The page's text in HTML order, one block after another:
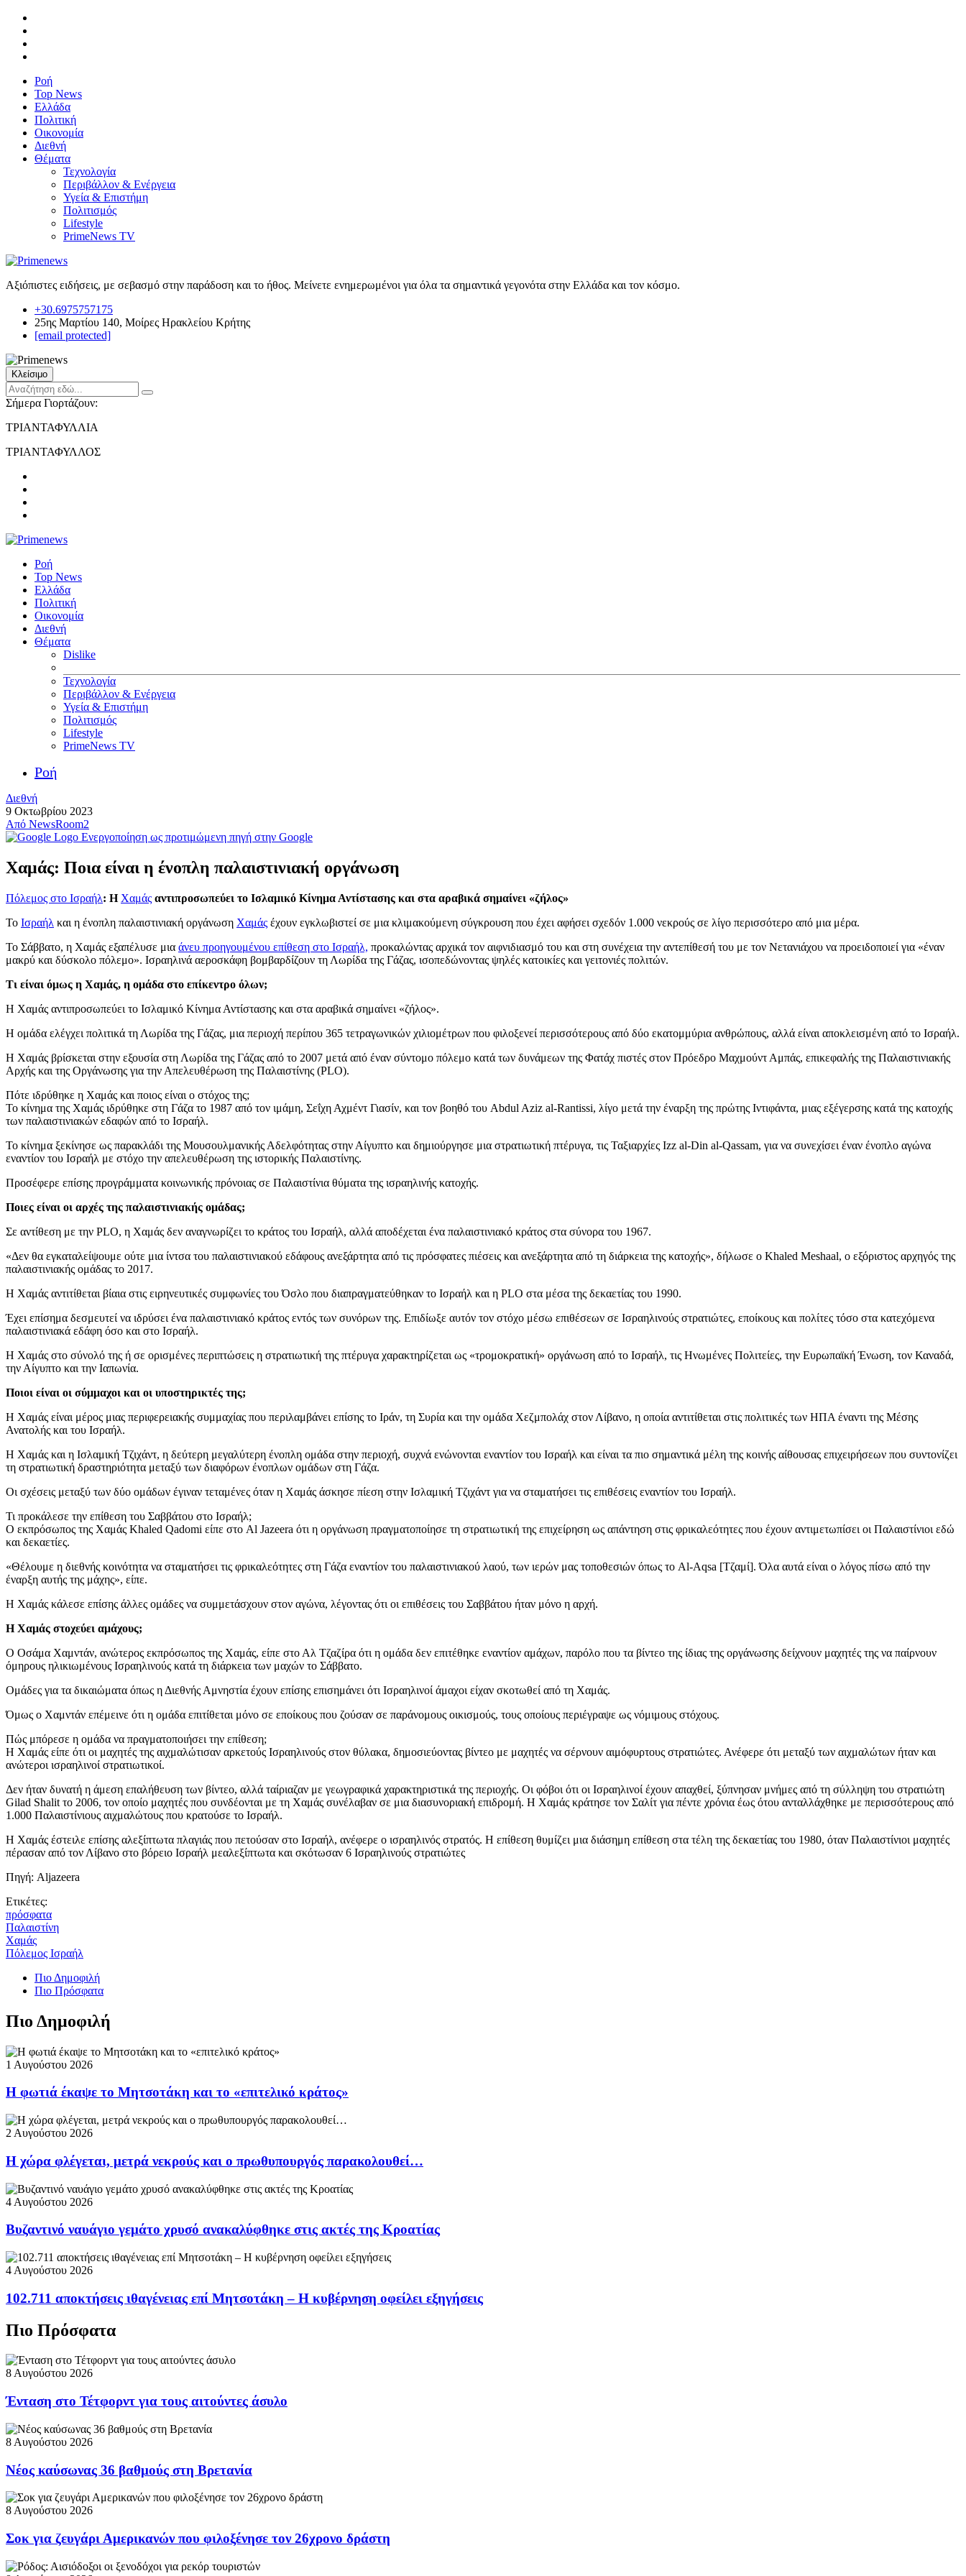
Ροή
Top News
Ελλάδα
Πολιτική
Οικονομία
Διεθνή
Θέματα
Τεχνολογία
Περιβάλλον & Ενέργεια
Υγεία & Επιστήμη
Πολιτισμός
Lifestyle
PrimeNews TV
Αξιόπιστες ειδήσεις, με σεβασμό στην παράδοση και το ήθος. Μείνετε ενημερωμένοι για όλα τα σημαντικά γεγονότα στην Ελλάδα και τον κόσμο.
+30.6975757175
25ης Μαρτίου 140, Μοίρες Ηρακλείου Κρήτης
[email protected]
Κλείσιμο
Σήμερα Γιορτάζουν:
ΤΡΙΑΝΤΑΦΥΛΛΙΑ
ΤΡΙΑΝΤΑΦΥΛΛΟΣ
Ροή
Top News
Ελλάδα
Πολιτική
Οικονομία
Διεθνή
Θέματα
Dislike
Τεχνολογία
Περιβάλλον & Ενέργεια
Υγεία & Επιστήμη
Πολιτισμός
Lifestyle
PrimeNews TV
Ροή
Διεθνή
9 Οκτωβρίου 2023
Από NewsRoom2
Ενεργοποίηση ως προτιμώμενη πηγή στην Google
Χαμάς: Ποια είναι η ένοπλη παλαιστινιακή οργάνωση
Πόλεμος στο Ισραήλ: Η Χαμάς αντιπροσωπεύει το Ισλαμικό Κίνημα Αντίστασης και στα αραβικά σημαίνει «ζήλος»
Το Ισραήλ και η ένοπλη παλαιστινιακή οργάνωση Χαμάς έχουν εγκλωβιστεί σε μια κλιμακούμενη σύγκρουση που έχει αφήσει σχεδόν 1.000 νεκρούς σε λίγο περισσότερο από μια μέρα.
Το Σάββατο, η Χαμάς εξαπέλυσε μια άνευ προηγουμένου επίθεση στο Ισραήλ, προκαλώντας αρχικά τον αιφνιδιασμό του και στη συνέχεια την αντεπίθεσή του με τον Νετανιάχου να προειδοποιεί για «έναν
μακρύ και δύσκολο πόλεμο». Ισραηλινά αεροσκάφη βομβαρδίζουν τη Λωρίδα της Γάζας, ισοπεδώνοντας ψηλές κατοικίες και γειτονιές πολιτών.
Τι είναι όμως η Χαμάς, η ομάδα στο επίκεντρο όλων;
Η Χαμάς αντιπροσωπεύει το Ισλαμικό Κίνημα Αντίστασης και στα αραβικά σημαίνει «ζήλος».
Η ομάδα ελέγχει πολιτικά τη Λωρίδα της Γάζας, μια περιοχή περίπου 365 τετραγωνικών χιλιομέτρων που φιλοξενεί περισσότερους από δύο εκατομμύρια ανθρώπους, αλλά είναι αποκλεισμένη από το Ισραήλ.
Η Χαμάς βρίσκεται στην εξουσία στη Λωρίδα της Γάζας από το 2007 μετά από έναν σύντομο πόλεμο κατά των δυνάμεων της Φατάχ πιστές στον Πρόεδρο Μαχμούντ Αμπάς, επικεφαλής της Παλαιστινιακής
Αρχής και της Οργάνωσης για την Απελευθέρωση της Παλαιστίνης (PLO).
Πότε ιδρύθηκε η Χαμάς και ποιος είναι ο στόχος της;
Το κίνημα της Χαμάς ιδρύθηκε στη Γάζα το 1987 από τον ιμάμη, Σεΐχη Αχμέντ Γιασίν, και τον βοηθό του Abdul Aziz al-Rantissi, λίγο μετά την έναρξη της πρώτης Ιντιφάντα, μιας εξέγερσης κατά της κατοχής
των παλαιστινιακών εδαφών από το Ισραήλ.
Το κίνημα ξεκίνησε ως παρακλάδι της Μουσουλμανικής Αδελφότητας στην Αίγυπτο και δημιούργησε μια στρατιωτική πτέρυγα, τις Ταξιαρχίες Izz al-Din al-Qassam, για να συνεχίσει έναν ένοπλο αγώνα
εναντίον του Ισραήλ με στόχο την απελευθέρωση της ιστορικής Παλαιστίνης.
Προσέφερε επίσης προγράμματα κοινωνικής πρόνοιας σε Παλαιστίνια θύματα της ισραηλινής κατοχής.
Ποιες είναι οι αρχές της παλαιστινιακής ομάδας;
Σε αντίθεση με την PLO, η Χαμάς δεν αναγνωρίζει το κράτος του Ισραήλ, αλλά αποδέχεται ένα παλαιστινιακό κράτος στα σύνορα του 1967.
«Δεν θα εγκαταλείψουμε ούτε μια ίντσα του παλαιστινιακού εδάφους ανεξάρτητα από τις πρόσφατες πιέσεις και ανεξάρτητα από τη διάρκεια της κατοχής», δήλωσε ο Khaled Meshaal, ο εξόριστος αρχηγός της
παλαιστινιακής ομάδας το 2017.
Η Χαμάς αντιτίθεται βίαια στις ειρηνευτικές συμφωνίες του Όσλο που διαπραγματεύθηκαν το Ισραήλ και η PLO στα μέσα της δεκαετίας του 1990.
Έχει επίσημα δεσμευτεί να ιδρύσει ένα παλαιστινιακό κράτος εντός των συνόρων της. Επιδίωξε αυτόν τον στόχο μέσω επιθέσεων σε Ισραηλινούς στρατιώτες, εποίκους και πολίτες τόσο στα κατεχόμενα
παλαιστινιακά εδάφη όσο και στο Ισραήλ.
Η Χαμάς στο σύνολό της ή σε ορισμένες περιπτώσεις η στρατιωτική της πτέρυγα χαρακτηρίζεται ως «τρομοκρατική» οργάνωση από το Ισραήλ, τις Ηνωμένες Πολιτείες, την Ευρωπαϊκή Ένωση, τον Καναδά,
την Αίγυπτο και την Ιαπωνία.
Ποιοι είναι οι σύμμαχοι και οι υποστηρικτές της;
Η Χαμάς είναι μέρος μιας περιφερειακής συμμαχίας που περιλαμβάνει επίσης το Ιράν, τη Συρία και την ομάδα Χεζμπολάχ στον Λίβανο, η οποία αντιτίθεται στις πολιτικές των ΗΠΑ έναντι της Μέσης
Ανατολής και του Ισραήλ.
Η Χαμάς και η Ισλαμική Τζιχάντ, η δεύτερη μεγαλύτερη ένοπλη ομάδα στην περιοχή, συχνά ενώνονται εναντίον του Ισραήλ και είναι τα πιο σημαντικά μέλη της κοινής αίθουσας επιχειρήσεων που συντονίζει
τη στρατιωτική δραστηριότητα μεταξύ των διαφόρων ένοπλων ομάδων στη Γάζα.
Οι σχέσεις μεταξύ των δύο ομάδων έγιναν τεταμένες όταν η Χαμάς άσκησε πίεση στην Ισλαμική Τζιχάντ για να σταματήσει τις επιθέσεις εναντίον του Ισραήλ.
Τι προκάλεσε την επίθεση του Σαββάτου στο Ισραήλ;
Ο εκπρόσωπος της Χαμάς Khaled Qadomi είπε στο Al Jazeera ότι η οργάνωση πραγματοποίησε τη στρατιωτική της επιχείρηση ως απάντηση στις φρικαλεότητες που έχουν αντιμετωπίσει οι Παλαιστίνιοι εδώ
και δεκαετίες.
«Θέλουμε η διεθνής κοινότητα να σταματήσει τις φρικαλεότητες στη Γάζα εναντίον του παλαιστινιακού λαού, των ιερών μας τοποθεσιών όπως το Al-Aqsa [Τζαμί]. Όλα αυτά είναι ο λόγος πίσω από την
έναρξη αυτής της μάχης», είπε.
Η Χαμάς κάλεσε επίσης άλλες ομάδες να συμμετάσχουν στον αγώνα, λέγοντας ότι οι επιθέσεις του Σαββάτου ήταν μόνο η αρχή.
Η Χαμάς στοχεύει αμάχους;
Ο Οσάμα Χαμντάν, ανώτερος εκπρόσωπος της Χαμάς, είπε στο Αλ Τζαζίρα ότι η ομάδα δεν επιτέθηκε εναντίον αμάχων, παρόλο που τα βίντεο της ίδιας της οργάνωσης δείχνουν μαχητές της να παίρνουν
όμηρους ηλικιωμένους Ισραηλινούς κατά τη διάρκεια των μαχών το Σάββατο.
Ομάδες για τα δικαιώματα όπως η Διεθνής Αμνηστία έχουν επίσης επισημάνει ότι Ισραηλινοί άμαχοι είχαν σκοτωθεί από τη Χαμάς.
Όμως ο Χαμντάν επέμεινε ότι η ομάδα επιτίθεται μόνο σε εποίκους που ζούσαν σε παράνομους οικισμούς, τους οποίους περιέγραψε ως νόμιμους στόχους.
Πώς μπόρεσε η ομάδα να πραγματοποιήσει την επίθεση;
Η Χαμάς είπε ότι οι μαχητές της αιχμαλώτισαν αρκετούς Ισραηλινούς στον θύλακα, δημοσιεύοντας βίντεο με μαχητές να σέρνουν αιμόφυρτους στρατιώτες. Ανέφερε ότι μεταξύ των αιχμαλώτων ήταν και
ανώτεροι ισραηλινοί στρατιωτικοί.
Δεν ήταν δυνατή η άμεση επαλήθευση των βίντεο, αλλά ταίριαζαν με γεωγραφικά χαρακτηριστικά της περιοχής. Οι φόβοι ότι οι Ισραηλινοί έχουν απαχθεί, ξύπνησαν μνήμες από τη σύλληψη του στρατιώτη
Gilad Shalit το 2006, τον οποίο μαχητές που συνδέονται με τη Χαμάς συνέλαβαν σε μια διασυνοριακή επιδρομή. Η Χαμάς κράτησε τον Σαλίτ για πέντε χρόνια έως ότου ανταλλάχθηκε με περισσότερους από
1.000 Παλαιστίνιους αιχμαλώτους που κρατούσε το Ισραήλ.
Η Χαμάς έστειλε επίσης αλεξίπτωτα πλαγιάς που πετούσαν στο Ισραήλ, ανέφερε ο ισραηλινός στρατός. Η επίθεση θυμίζει μια διάσημη επίθεση στα τέλη της δεκαετίας του 1980, όταν Παλαιστίνιοι μαχητές
πέρασαν από τον Λίβανο στο βόρειο Ισραήλ μεαλεξίπτωτα και σκότωσαν 6 Ισραηλινούς στρατιώτες
Πηγή: Aljazeera
Ετικέτες:
πρόσφατα
Παλαιστίνη
Χαμάς
Πόλεμος Ισραήλ
Πιο Δημοφιλή
Πιο Πρόσφατα
Πιο Δημοφιλή
1 Αυγούστου 2026
Η φωτιά έκαψε το Μητσοτάκη και το «επιτελικό κράτος»
2 Αυγούστου 2026
Η χώρα φλέγεται, μετρά νεκρούς και ο πρωθυπουργός παρακολουθεί…
4 Αυγούστου 2026
Βυζαντινό ναυάγιο γεμάτο χρυσό ανακαλύφθηκε στις ακτές της Κροατίας
4 Αυγούστου 2026
102.711 αποκτήσεις ιθαγένειας επί Μητσοτάκη – Η κυβέρνηση οφείλει εξηγήσεις
Πιο Πρόσφατα
8 Αυγούστου 2026
Ένταση στο Τέτφορντ για τους αιτούντες άσυλο
8 Αυγούστου 2026
Νέος καύσωνας 36 βαθμούς στη Βρετανία
8 Αυγούστου 2026
Σοκ για ζευγάρι Αμερικανών που φιλοξένησε τον 26χρονο δράστη